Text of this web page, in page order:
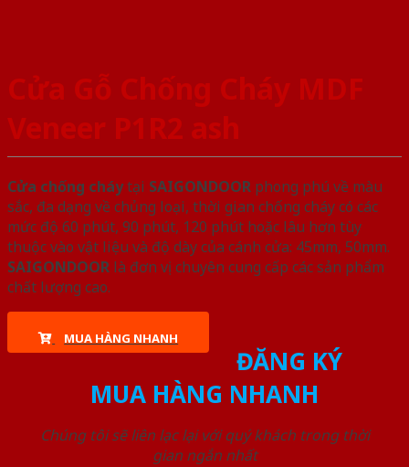
Cửa Gỗ Chống Cháy MDF
Veneer P1R2 ash
Cửa chống cháytại SAIGONDOOR phong phú về màu
sắc, đa dạng về chủng loại, thời gian chống cháy có các
mức độ 60 phút, 90 phút, 120 phút hoặc lâu hơn tùy
thuộc vào vật liệu và độ dày của cánh cửa: 45mm, 50mm.
SAIGONDOOR là đơn vị chuyên cung cấp các sản phẩm
chất lượng cao.
MUA HÀNG NHANH
ĐĂNG KÝ
MUA HÀNG NHANH
Chúng tôi sẽ liên lạc lại với quý khách trong thời
gian ngắn nhất